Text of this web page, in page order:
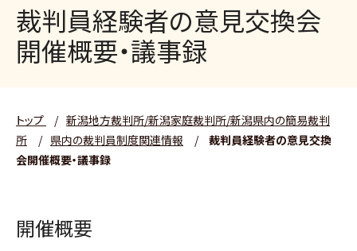
裁判員経験者の意見交換会
開催概要・議事録
トップ / 新潟地方裁判所/新潟家庭裁判所/新潟県内の簡易裁判
所
/ 県内の裁判員制度関連情報 /
裁判員経験者の意見交換
会開催概要・議事録
開催概要